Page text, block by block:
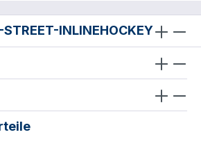
INLINEHOCKEY